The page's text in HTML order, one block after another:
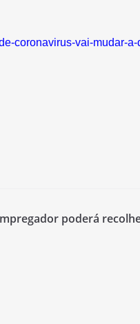
coronavirus-vai-mudar-
poderá